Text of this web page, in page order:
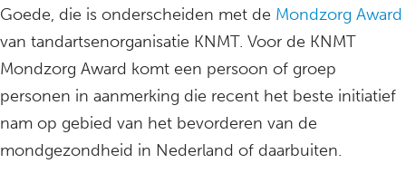
Goede, die is onderscheiden met de Mondzorg Award
van tandartsenorganisatie KNMT. Voor de KNMT
Mondzorg Award komt een persoon of groep
personen in aanmerking die recent het beste initiatief
nam op gebied van het bevorderen van de
mondgezondheid in Nederland of daarbuiten.